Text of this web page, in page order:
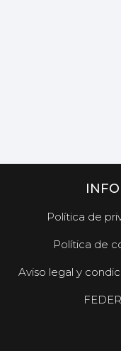
INFO
Política de
Política de
Aviso legal y
FEDER